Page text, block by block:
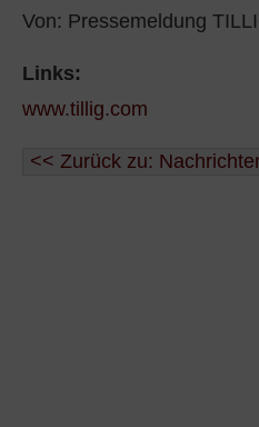
Von: Pressemeldung
Links:
www.tillig.com
<< Zurück zu: